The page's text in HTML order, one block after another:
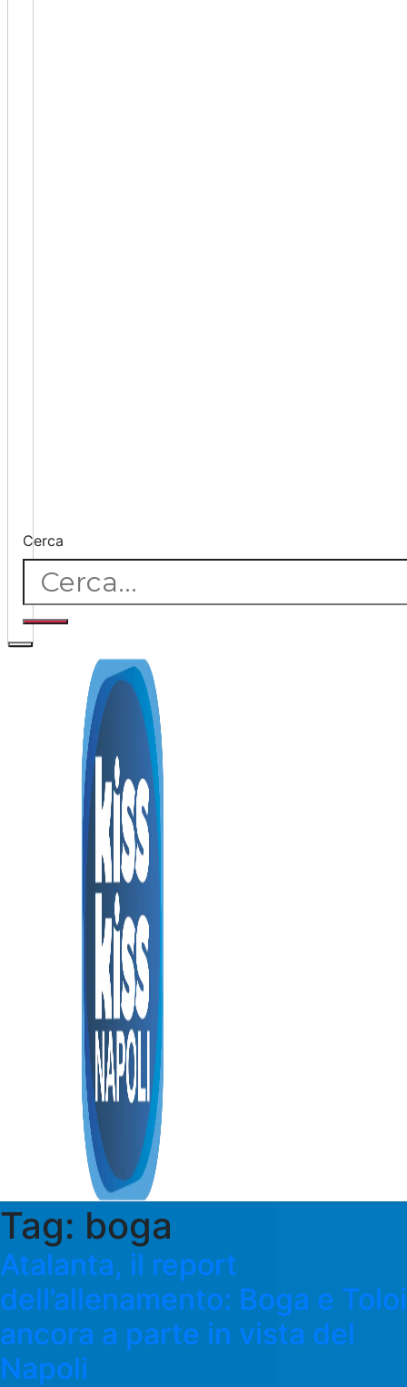
Cerca
Tag: boga
Atalanta, il report
dell’allenamento: Boga e Toloi
ancora a parte in vista del
Napoli